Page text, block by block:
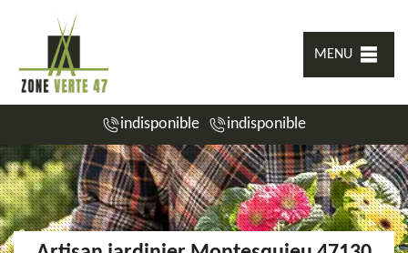
MENU
indisponible indisponible